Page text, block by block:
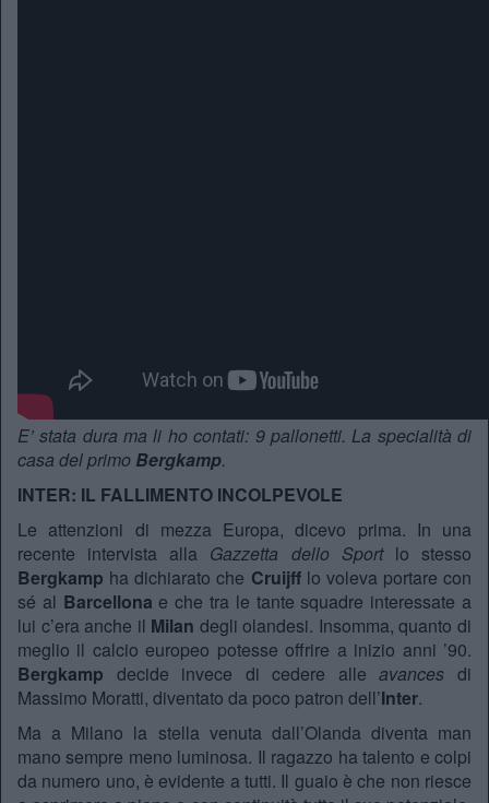
E’ stata dura ma li ho contati: 9 pallonetti. La specialità di
casa del primo Bergkamp.
INTER: IL FALLIMENTO INCOLPEVOLE
Le attenzioni di mezza Europa, dicevo prima. In una
recente intervista alla Gazzetta dello Sportlo stesso
Bergkamp ha dichiarato che Cruijfflo voleva portare con
sé al Barcellona e che tra le tante squadre interessate a
lui c’era anche il Milan degli olandesi. Insomma, quanto di
meglio il calcio europeo potesse offrire a inizio anni ’90.
Bergkamp decide invece di cedere alleavancesdi
Massimo Moratti, diventato da poco patron dell’Inter.
Ma a Milano la stella venuta dall’Olanda diventa man
mano sempre meno luminosa. Il ragazzo ha talento e colpi
da numero uno, è evidente a tutti. Il guaio è che non riesce